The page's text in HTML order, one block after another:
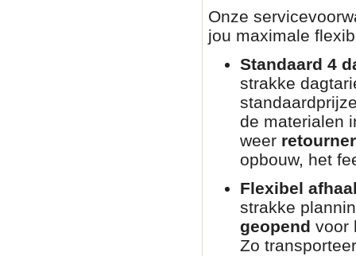
Onze
jou maximale
Standaard 4
strakke
de materialen
weer
opbouw, het
Flexibel
strakke
geopend voor
Zo